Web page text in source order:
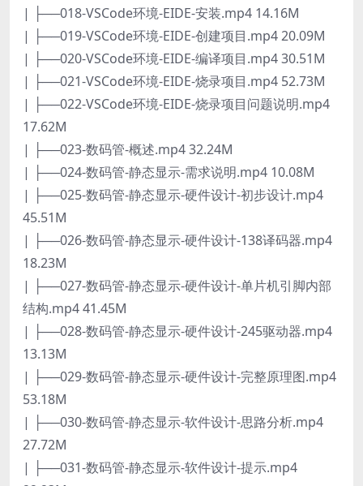
| ├──018-VSCode环境-EIDE-安装.mp4 14.16M
| ├──019-VSCode环境-EIDE-创建项目.mp4 20.09M
| ├──020-VSCode环境-EIDE-编译项目.mp4 30.51M
| ├──021-VSCode环境-EIDE-烧录项目.mp4 52.73M
| ├──022-VSCode环境-EIDE-烧录项目问题说明.mp4
17.62M
| ├──023-数码管-概述.mp4 32.24M
| ├──024-数码管-静态显示-需求说明.mp4 10.08M
| ├──025-数码管-静态显示-硬件设计-初步设计.mp4
45.51M
| ├──026-数码管-静态显示-硬件设计-138译码器.mp4
18.23M
| ├──027-数码管-静态显示-硬件设计-单片机引脚内部
结构.mp4 41.45M
| ├──028-数码管-静态显示-硬件设计-245驱动器.mp4
13.13M
| ├──029-数码管-静态显示-硬件设计-完整原理图.mp4
53.18M
| ├──030-数码管-静态显示-软件设计-思路分析.mp4
27.72M
| ├──031-数码管-静态显示-软件设计-提示.mp4